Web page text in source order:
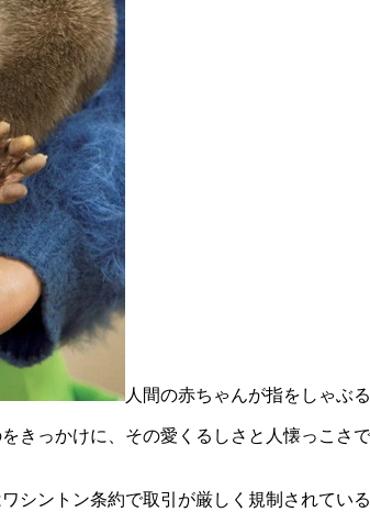
人間の赤ちゃんが指をしゃぶ
きっかけに、その愛くるしさと人懐っこ
シントン条約で取引が厳しく規制されて